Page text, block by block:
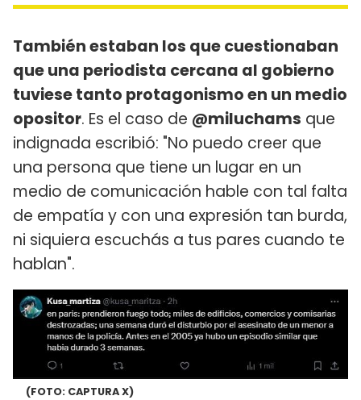
También estaban los que cuestionaban
que una periodista cercana al gobierno
tuviese tanto protagonismo en un medio
opositor. Es el caso de @miluchams que
indignada escribió: "No puedo creer que
una persona que tiene un lugar en un
medio de comunicación hable con tal falta
de empatía y con una expresión tan burda,
ni siquiera escuchás a tus pares cuando te
hablan".
(FOTO: CAPTURA X)